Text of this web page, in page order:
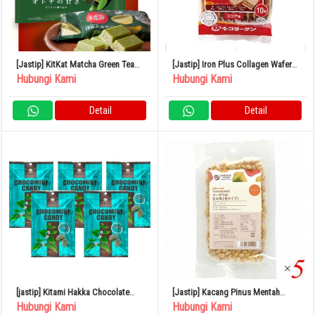
[Jastip] KitKat Matcha Green Tea
Jepang
Hubungi Kami
Detail
[Jastip] Iron Plus Collagen Wafers
10 Pieces
Hubungi Kami
Detail
[jastip] Kitami Hakka Chocolate
Mint Candy 170g x 5 Bag
Hubungi Kami
[Jastip] Kacang Pinus Mentah
Kacang Osawa 30g Set isi 5
Hubungi Kami